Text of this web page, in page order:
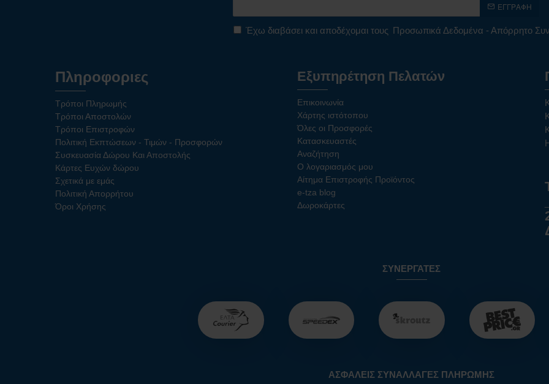
ΕΓΓΡΑΦΉ
Έχω διαβάσει και αποδέχομαι τους Προσωπικά Δεδομένα - Απόρρητο
Πληροφοριες
Τρόποι Πληρωμής
Τρόποι Αποστολών
Τρόποι Επιστροφών
Πολιτική Εκπτώσεων - Τιμών - Προσφορών
Συσκευασία Δώρου Και Αποστολής
Κάρτες Ευχών δώρου
Σχετικά με εμάς
Πολιτική Απορρήτου
Όροι Χρήσης
Εξυπηρέτηση Πελατών
Επικοινωνία
Χάρτης ιστότοπου
Όλες οι Προσφορές
Κατασκευαστές
Αναζήτηση
Ο λογαριασμός μου
Αίτημα Επιστροφής Προϊόντος
e-tza blog
Δωροκάρτες
ΣΥΝΕΡΓΆΤΕΣ
ΑΣΦΑΛΕΊΣ ΣΥΝΑΛΛΑΓΈΣ ΠΛΗΡΩΜΉΣ